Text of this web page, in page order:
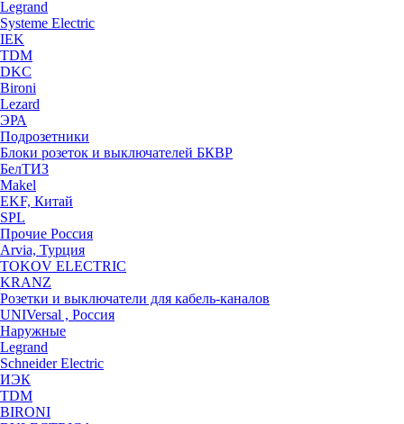
Legrand
Systeme Electric
IEK
TDM
DKC
Bironi
Lezard
ЭРА
Подрозетники
Блоки розеток и выключателей БКВР
БелТИЗ
Makel
EKF, Китай
SPL
Прочие Россия
Arvia, Турция
TOKOV ELECTRIC
KRANZ
Розетки и выключатели для кабель-каналов
UNIVersal , Россия
Наружные
Legrand
Schneider Electric
ИЭК
TDM
BIRONI